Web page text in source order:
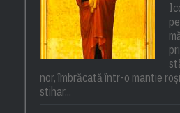
nor, îmbrăcată într-o mantie
stihar...